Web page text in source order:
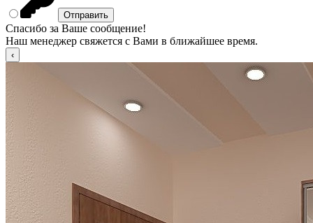
Спасибо за Ваше сообщение!
Наш менеджер свяжется с Вами в ближайшее время.